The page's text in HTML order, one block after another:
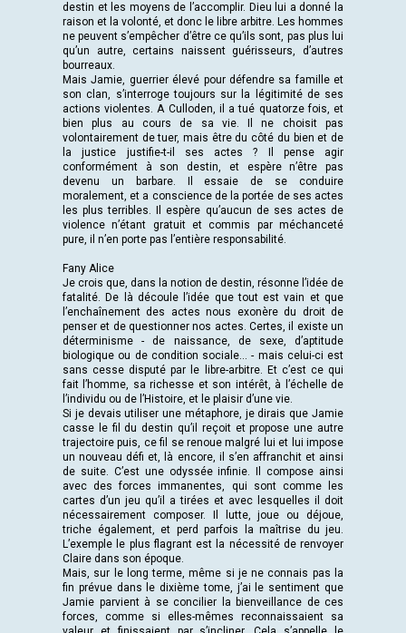
destin et les moyens de l’accomplir. Dieu lui a donné la
raison et la volonté, et donc le libre arbitre. Les hommes
ne peuvent s’empêcher d’être ce qu’ils sont, pas plus lui
qu’un autre, certains naissent guérisseurs, d’autres
bourreaux.
Mais Jamie, guerrier élevé pour défendre sa famille et
son clan, s’interroge toujours sur la légitimité de ses
actions violentes. A Culloden, il a tué quatorze fois, et
bien plus au cours de sa vie. Il ne choisit pas
volontairement de tuer, mais être du côté du bien et de
la justice justifie-t-il ses actes ? Il pense agir
conformément à son destin, et espère n’être pas
devenu un barbare. Il essaie de se conduire
moralement, et a conscience de la portée de ses actes
les plus terribles. Il espère qu’aucun de ses actes de
violence n’étant gratuit et commis par méchanceté
pure, il n’en porte pas l’entière responsabilité.
Fany Alice
Je crois que, dans la notion de destin, résonne l’idée de
fatalité. De là découle l’idée que tout est vain et que
l’enchaînement des actes nous exonère du droit de
penser et de questionner nos actes. Certes, il existe un
déterminisme - de naissance, de sexe, d’aptitude
biologique ou de condition sociale… - mais celui-ci est
sans cesse disputé par le libre-arbitre. Et c’est ce qui
fait l’homme, sa richesse et son intérêt, à l’échelle de
l’individu ou de l’Histoire, et le plaisir d’une vie.
Si je devais utiliser une métaphore, je dirais que Jamie
casse le fil du destin qu’il reçoit et propose une autre
trajectoire puis, ce fil se renoue malgré lui et lui impose
un nouveau défi et, là encore, il s’en affranchit et ainsi
de suite. C’est une odyssée infinie. Il compose ainsi
avec des forces immanentes, qui sont comme les
cartes d’un jeu qu’il a tirées et avec lesquelles il doit
nécessairement composer. Il lutte, joue ou déjoue,
triche également, et perd parfois la maîtrise du jeu.
L’exemple le plus flagrant est la nécessité de renvoyer
Claire dans son époque.
Mais, sur le long terme, même si je ne connais pas la
fin prévue dans le dixième tome, j’ai le sentiment que
Jamie parvient à se concilier la bienveillance de ces
forces, comme si elles-mêmes reconnaissaient sa